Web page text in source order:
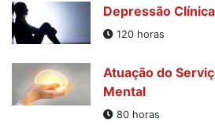
Depressão
120 horas
Atuação do
Mental
80 horas